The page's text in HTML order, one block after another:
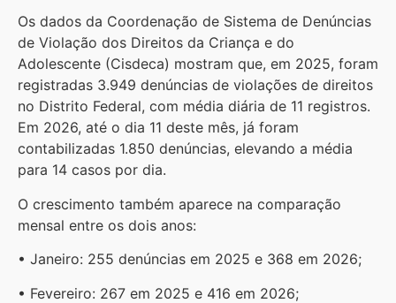
Os dados da Coordenação de Sistema de Denúncias
de Violação dos Direitos da Criança e do
Adolescente (Cisdeca) mostram que, em 2025, foram
registradas 3.949 denúncias de violações de direitos
no Distrito Federal, com média diária de 11 registros.
Em 2026, até o dia 11 deste mês, já foram
contabilizadas 1.850 denúncias, elevando a média
para 14 casos por dia.
O crescimento também aparece na comparação
mensal entre os dois anos:
• Janeiro: 255 denúncias em 2025 e 368 em 2026;
• Fevereiro: 267 em 2025 e 416 em 2026;